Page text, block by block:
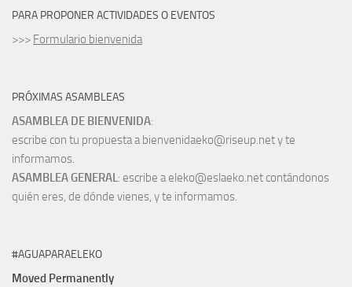
PARA PROPONER ACTIVIDADES O EVENTOS
>>> Formulario bienvenida
PRÓXIMAS ASAMBLEAS
ASAMBLEA DE BIENVENIDA:
escribe con tu propuesta a bienvenidaeko@riseup.net y te
informamos.
ASAMBLEA GENERAL: escribe a eleko@eslaeko.net contándonos
quién eres, de dónde vienes, y te informamos.
#AGUAPARAELEKO
Moved Permanently